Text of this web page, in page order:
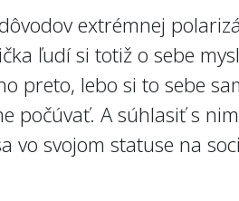
extrémnej
ľudí si totiž o sebe
preto, lebo si to sebe
počúvať. A súhlasiť s
vo svojom statuse na